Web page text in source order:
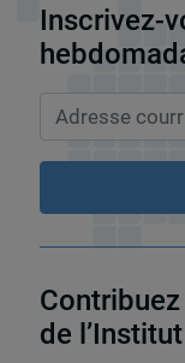
Inscrivez-
de